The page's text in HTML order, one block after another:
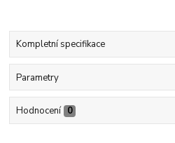
Kompletní specifikace
Parametry
Hodnocení 0